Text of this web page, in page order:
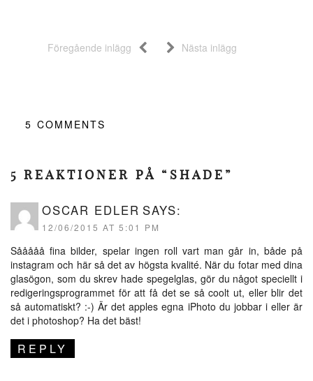
Föregående inlägg Nästa inlägg
5 COMMENTS
5 REAKTIONER PÅ “SHADE”
OSCAR EDLER SAYS:
12/06/2015 AT 5:01 PM
Sååååå fina bilder, spelar ingen roll vart man går in, både på
instagram och här så det av högsta kvalité. När du fotar med dina
glasögon, som du skrev hade spegelglas, gör du något speciellt i
redigeringsprogrammet för att få det se så coolt ut, eller blir det
så automatiskt? :-) Är det apples egna iPhoto du jobbar i eller är
det i photoshop? Ha det bäst!
REPLY